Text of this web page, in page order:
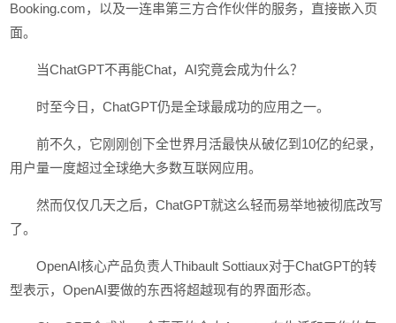
Booking.com，以及一连串第三方合作伙伴的服务，直接嵌入页
面。
当ChatGPT不再能Chat，AI究竟会成为什么？
时至今日，ChatGPT仍是全球最成功的应用之一。
前不久，它刚刚创下全世界月活最快从破亿到10亿的纪录，
用户量一度超过全球绝大多数互联网应用。
然而仅仅几天之后，ChatGPT就这么轻而易举地被彻底改写
了。
OpenAI核心产品负责人Thibault Sottiaux对于ChatGPT的转
型表示，OpenAI要做的东西将超越现有的界面形态。